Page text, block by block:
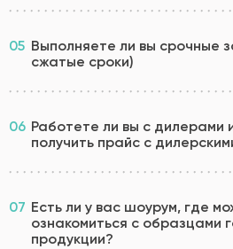
05 Выполняете ли вы срочные
сжатые сроки)
06 Работете ли вы с дилерами
получить прайс с
07 Есть ли у вас шоурум, где
ознакомиться с образцами
продукции?